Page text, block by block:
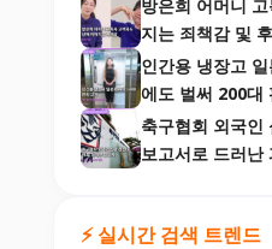
방은희 어머니
지는 죄책감 및
인간용 냉장고
에도 벌써 200대
축구협회 외국인
보고서로 드러난
⚡ 실시간 검색 트렌드